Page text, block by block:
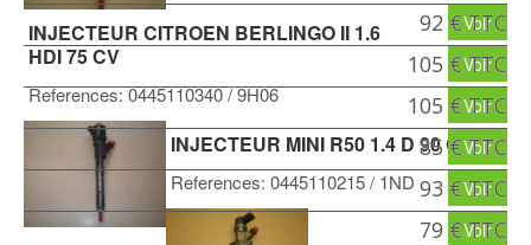
INJECTEUR CITROEN BERLINGO II 1.6
HDI 75 CV
References:0445110340/ 9H06
INJECTEUR MINI R50 1.4 D 90 CV
References: 0445110215/ 1ND
Voir
92 € TTC
Voir
105 € TTC
Voir
105 € TTC
Voir
85 € TTC
Voir
93 € TTC
Voir
79 € TTC